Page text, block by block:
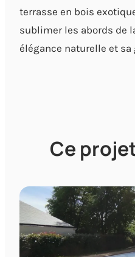
terrasse en bois
sublimer les abords de
élégance naturelle et
Ce